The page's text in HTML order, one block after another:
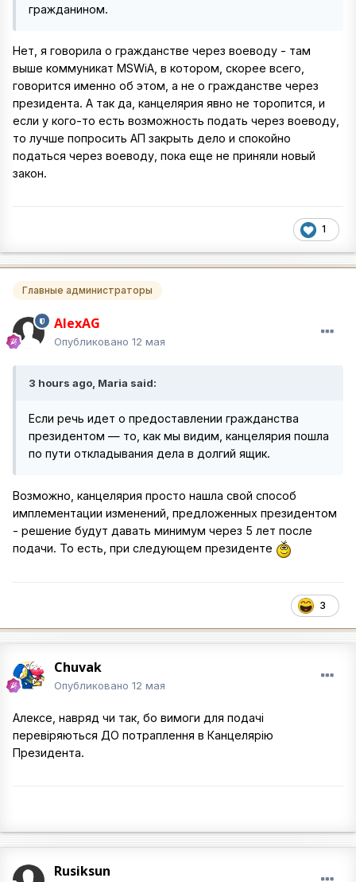
гражданином.
Нет, я говорила о гражданстве через воеводу - там
выше коммуникат MSWiA, в котором, скорее всего,
говорится именно об этом, а не о гражданстве через
президента. А так да, канцелярия явно не торопится, и
если у кого-то есть возможность подать через воеводу,
то лучше попросить АП закрыть дело и спокойно
податься через воеводу, пока еще не приняли новый
закон.
1
Главные администраторы
AlexAG
Опубликовано 12 мая
3 hours ago, Maria said:
Если речь идет о предоставлении гражданства
президентом — то, как мы видим, канцелярия пошла
по пути откладывания дела в долгий ящик.
Возможно, канцелярия просто нашла свой способ
имплементации изменений, предложенных президентом
- решение будут давать минимум через 5 лет после
подачи. То есть, при следующем президенте
3
Chuvak
Опубликовано 12 мая
Алексе, навряд чи так, бо вимоги для подачі
перевіряються ДО потраплення в Канцелярію
Президента.
Rusiksun